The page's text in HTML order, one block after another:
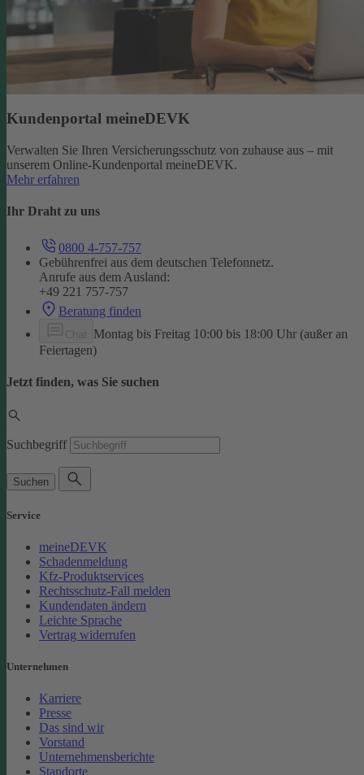
Kundenportal meineDEVK
Verwalten Sie Ihren Versicherungsschutz von zuhause aus – mit
unserem Online-Kundenportal meineDEVK.
Mehr erfahren
Ihr Draht zu uns
0800 4-757-757
Gebührenfrei aus dem deutschen Telefonnetz.
Anrufe aus dem Ausland:
+49 221 757-757
Beratung finden
Montag bis Freitag 10:00 bis 18:00 Uhr (außer an
Feiertagen)
Jetzt finden, was Sie suchen
Suchbegriff
Suchen
Service
meineDEVK
Schadenmeldung
Kfz-Produktservices
Rechtsschutz-Fall melden
Kundendaten ändern
Leichte Sprache
Vertrag widerrufen
Unternehmen
Karriere
Presse
Das sind wir
Vorstand
Unternehmensberichte
Standorte